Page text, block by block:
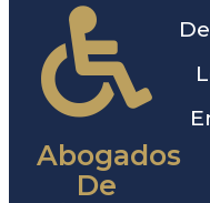
Abogados
De